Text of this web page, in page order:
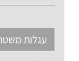
עגלות